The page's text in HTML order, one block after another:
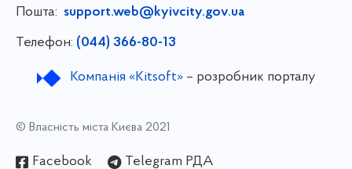
Пошта: support.web@kyivcity.gov.ua
Телефон: (044) 366-80-13
Компанія «Kitsoft»– розробник порталу
© Власність міста Києва 2021
Facebook Telegram РДА